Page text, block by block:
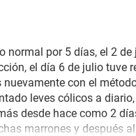
normal por 5 días, el 2
el día 6 de julio tuve
con el
leves cólicos a
desde hace como 2
marrones y después